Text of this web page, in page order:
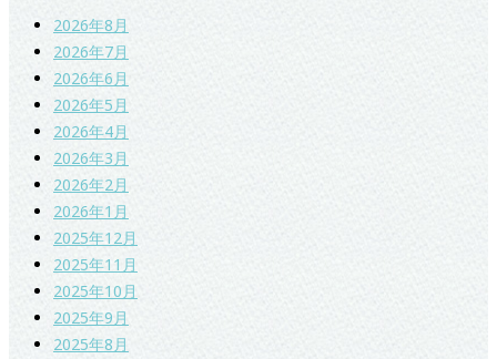
2026年8月
2026年7月
2026年6月
2026年5月
2026年4月
2026年3月
2026年2月
2026年1月
2025年12月
2025年11月
2025年10月
2025年9月
2025年8月